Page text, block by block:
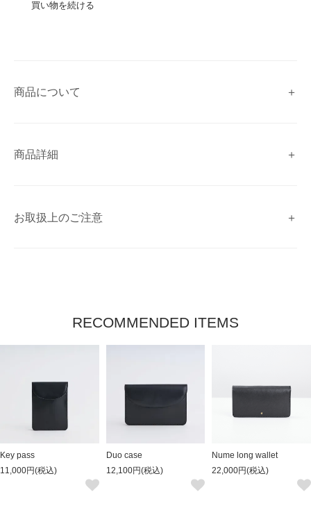
買い物を続ける
商品について
商品詳細
お取扱上のご注意
RECOMMENDED ITEMS
Key pass
11,000円(税込)
Duo case
12,100円(税込)
Nume long wallet
22,000円(税込)